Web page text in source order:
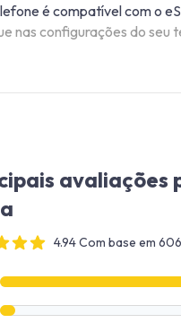
é compatível com o
nas configurações do seu
avaliações
4.94 Com base em
de avaliação
de estrelas
de estrelas